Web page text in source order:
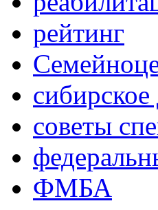
рейтинг
сибирское
советы
ФМБА